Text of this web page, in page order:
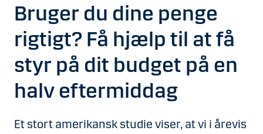
Bruger du dine penge
rigtigt? Få hjælp til at få
styr på dit budget på en
halv eftermiddag
Et stort amerikansk studie viser, at vi i årevis